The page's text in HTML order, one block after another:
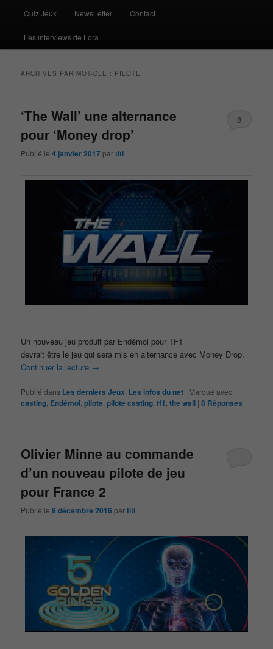
Quiz Jeux NewsLetter Contact
Les interviews de Lora
ARCHIVES PAR MOT-CLÉ : PILOTE
‘The Wall’ une alternance
pour ‘Money drop’
Publié le4 janvier 2017 partiti
8
Un nouveau jeu produit par Endémol pour TF1
devrait être le jeu qui sera mis en alternance avec Money Drop.
Continuer la lecture →
Publié dans Les derniers Jeux, Les infos du net | Marqué avec
casting, Endémol,pilote,pilote casting,tf1,the wall |8 Réponses
Olivier Minne au commande
d’un nouveau pilote de jeu
pour France 2
Publié le9 décembre 2016 partiti